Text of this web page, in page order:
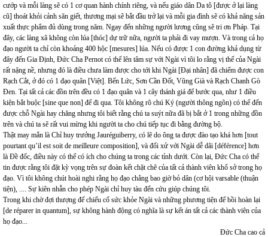
cướp và mỗi làng sẽ có 1 cơ quan hành chính riêng, và nếu giáo dân Da tô [được ở lại làng
cũ] thoát khỏi cảnh săn giết, thương mại sẽ bắt đầu trở lại và mỗi gia đình sẽ có khả năng sản
xuất thực phẩm đủ dùng trong năm. Ngay đến những người lương cũng sẽ tri ơn Pháp. Tại
đây, các làng xã không còn lúa [thóc] dự trữ nữa, người ta phải đi vay mượn. Và trong cả họ
đạo người ta chỉ còn khoảng 400 hộc [mesures] lúa. Nếu có được 1 con đường khả dụng từ
đây đến Gia Định, Đức Cha Pernot có thể lên tâm sự với Ngài vì tôi lo rằng vị thế của Ngài
rất nặng nề, nhưng đó là điều chưa làm được cho tới khi Ngài [Đại nhân] đã chiếm được con
Rạch Cắt, ở đó có 1 đạo quân [Việt]. Bến Lức, Sơn Cần Đốt, Vũng Già và Rạch Chanh Gò
Đen. Tại tất cả các đồn trên đều có 1 đạo quân và 1 cây thánh giá để bước qua, như 1 điều
kiện bắt buộc [sine que non] để đi qua. Tôi không rõ chú Ký (người thông ngôn) có thể đến
được chỗ Ngài hay chăng nhưng tôi biết rằng chú ta suýt nữa đã bị bắt ở 1 trong những đồn
trên và chú ta sẽ rất vui mừng khi người ta cho chú tiếp tục đi bằng đường bộ.
Thật may mắn là Chỉ huy trưởng Jauréguiberry, có lẽ do ông ta được đào tạo khá hơn [tout
pourtant qu’il est soit de meilleure composition], và đối xử với Ngài dễ dãi [déférence] hơn
là Đề đốc, điều này có thể có ích cho chúng ta trong các tỉnh dưới. Còn lại, Đức Cha có thể
tin được rằng tôi đặt kỳ vọng trên sự đoàn kết chặt chẽ của tất cả thành viên khổ sở trong họ
đạo. Vì tôi không chút hoài nghi rằng họ đạo chẳng bao giờ bỏ dân (cơ hội varsable (thuận
tiện), .... Sự kiên nhẫn cho phép Ngài chỉ huy tàu đến cứu giúp chúng tôi.
Trong khi chờ đợi thượng đế chiếu cố sức khỏe Ngài và những phương tiện để bồi hoàn lại
[de réparer in quantum], sự không hành động có nghĩa là sự kết án tất cả các thành viên của
họ đạo...
Đức Cha cao cả